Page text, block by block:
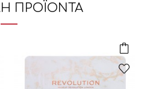
ΠΡΟΪΟΝΤΑ